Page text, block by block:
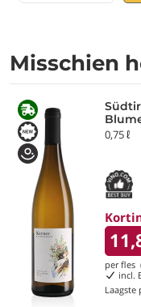
Misschien
0,75 ℓ
per fles
incl.
Laagste